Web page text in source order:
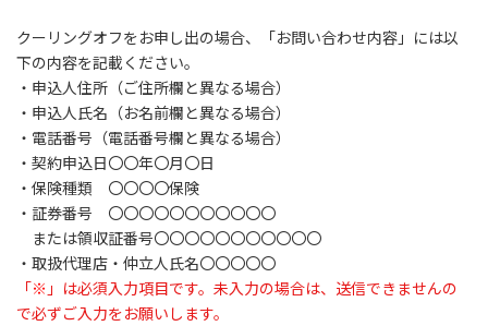
クーリングオフをお申し出の場合、「お問い合わせ内容」には以
下の内容を記載ください。
・申込人住所（ご住所欄と異なる場合）
・申込人氏名（お名前欄と異なる場合）
・電話番号（電話番号欄と異なる場合）
・契約申込日〇〇年〇月〇日
・保険種類 〇〇〇〇保険
・証券番号 〇〇〇〇〇〇〇〇〇〇〇
または領収証番号〇〇〇〇〇〇〇〇〇〇〇
・取扱代理店・仲立人氏名〇〇〇〇〇
「※ 」は必須入力項目です。未入力の場合は、送信できませんの
で必ずご入力をお願いします。